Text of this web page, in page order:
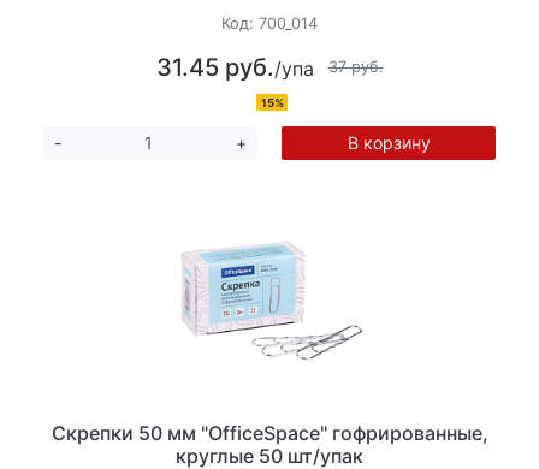
Код: 700_014
31.45 руб./упа 37 руб.
15%
- + В корзину
Скрепки 50 мм "OfficeSpace" гофрированные,
круглые 50 шт/упак